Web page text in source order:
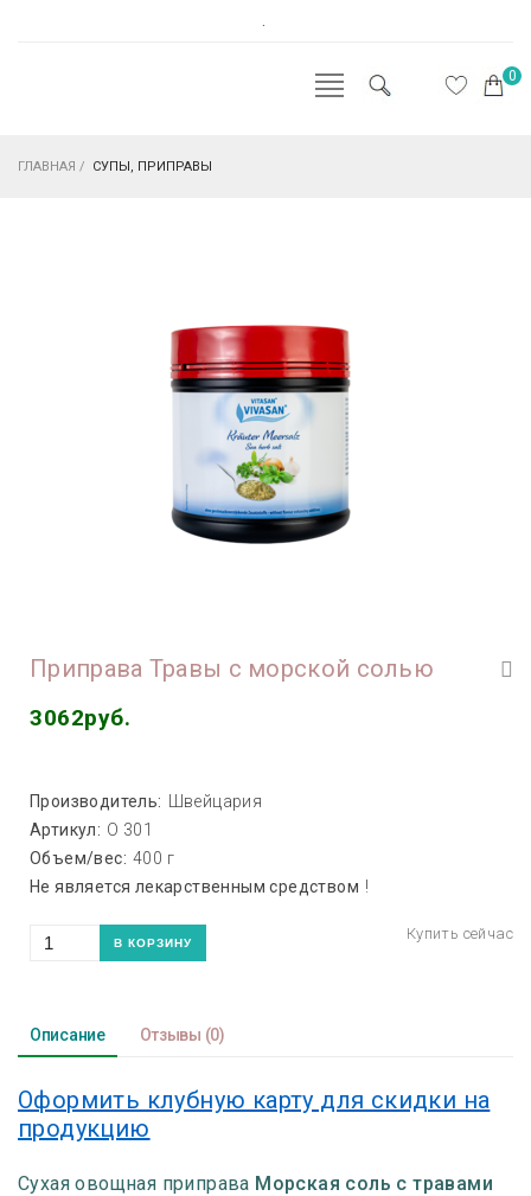
.
0
ГЛАВНАЯ / СУПЫ, ПРИПРАВЫ
Приправа Травы с морской солью
3062руб.
Производитель:
Швейцария
Артикул: О 301
Объем/вес: 400 г
Не является лекарственным средством !
Описание Отзывы (0)
Оформить клубную карту для скидки на
продукцию
Сухая овощная приправа Морская соль с травами